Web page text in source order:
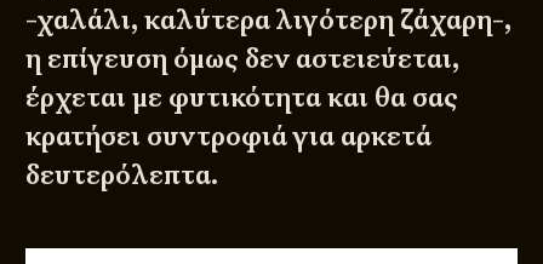
-χαλάλι, καλύτερα λιγότερη ζάχαρη-,
η επίγευση όμως δεν αστειεύεται,
έρχεται με φυτικότητα και θα σας
κρατήσει συντροφιά για αρκετά
δευτερόλεπτα.